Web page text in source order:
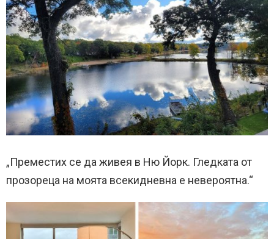
„Преместих се да живея в Ню Йорк. Гледката от
прозореца на моята всекидневна е невероятна.“